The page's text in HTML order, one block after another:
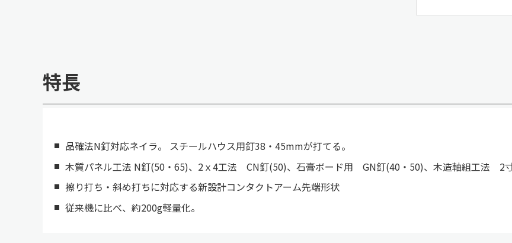
特長
品確法N釘対応ネイラ。 スチールハウス用釘38・45mmが打てる。
木質パネル工法 N釘(50・65)、2ｘ4工法 CN釘(50)、石膏ボード用 GN釘(40・50)、木造軸組工法 2
擦り打ち・斜め打ちに対応する新設計コンタクトアーム先端形状
従来機に比べ、約200g軽量化。